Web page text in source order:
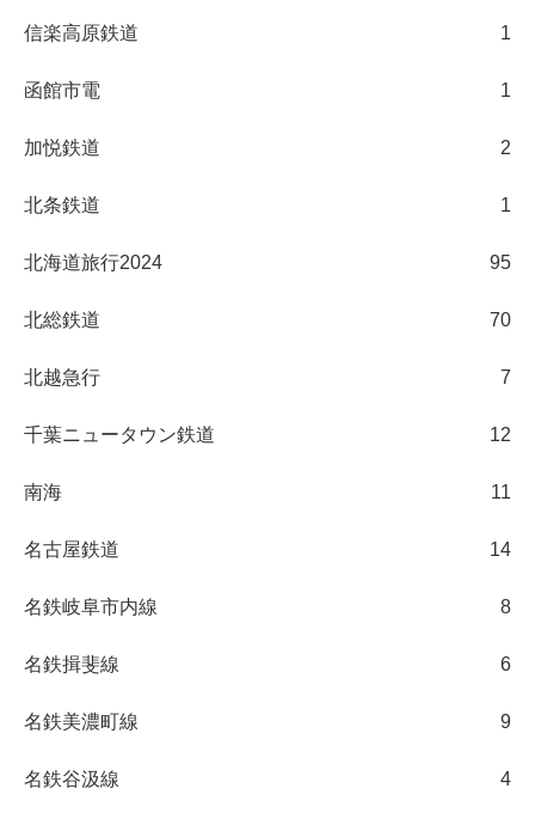
信楽高原鉄道 1
函館市電 1
加悦鉄道 2
北条鉄道 1
北海道旅行2024 95
北総鉄道 70
北越急行 7
千葉ニュータウン鉄道 12
南海 11
名古屋鉄道 14
名鉄岐阜市内線 8
名鉄揖斐線 6
名鉄美濃町線 9
名鉄谷汲線 4